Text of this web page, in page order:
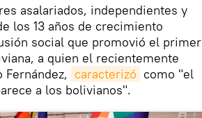
asalariados, independientes y
los 13 años de crecimiento
social que promovió el primer
a quien el recientemente
caracterizó como "el
a los bolivianos".